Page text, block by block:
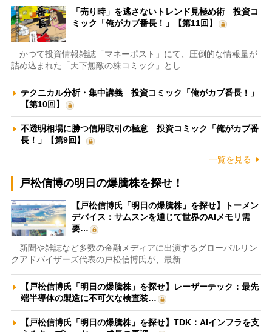
「売り時」を逃さないトレンド見極め術 投資コ
ミック「俺がカブ番長！」【第11回】
かつて投資情報雑誌「マネーポスト」にて、圧倒的な情報量が
詰め込まれた「天下無敵の株コミック」とし…
テクニカル分析・集中講義 投資コミック「俺がカブ番長！」
【第10回】
不透明相場に勝つ信用取引の極意 投資コミック「俺がカブ番
長！」【第9回】
一覧を見る
戸松信博の明日の爆騰株を探せ！
【戸松信博氏「明日の爆騰株」を探せ】トーメン
デバイス：サムスンを通じて世界のAIメモリ需
要…
新聞や雑誌など多数の金融メディアに出演するグローバルリン
クアドバイザーズ代表の戸松信博氏が、最新…
【戸松信博氏「明日の爆騰株」を探せ】レーザーテック：最先
端半導体の製造に不可欠な検査装…
【戸松信博氏「明日の爆騰株」を探せ】TDK：AIインフラを支